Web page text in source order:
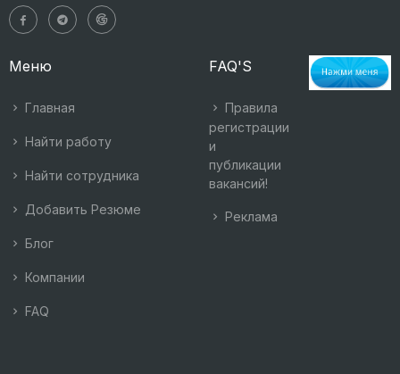
Меню
Главная
Найти работу
Найти сотрудника
Добавить Резюме
Блог
Компании
FAQ
FAQ'S
Правила
регистрации
и
публикации
вакансий!
Реклама